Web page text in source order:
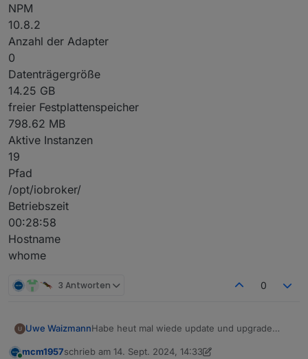
NPM
10.8.2
Anzahl der Adapter
0
Datenträgergröße
14.25 GB
freier Festplattenspeicher
798.62 MB
Aktive Instanzen
19
Pfad
/opt/iobroker/
Betriebszeit
00:28:58
Hostname
whome
3 Antworten 0
Uwe WaizmannHabe heut mal wiede update und upgrade
Jetzt ist die Platte voll und ich hab keine
$ df -h
mcm1957schrieb am 14. Sept. 2024, 14:33